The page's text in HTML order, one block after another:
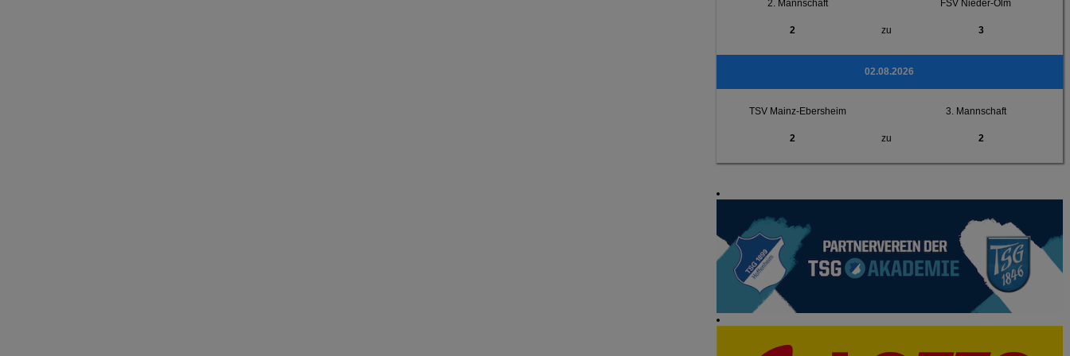
2. Mannschaft FSV Nieder-Olm
2 zu 3
02.08.2026
TSV Mainz-Ebersheim 3. Mannschaft
2 zu 2